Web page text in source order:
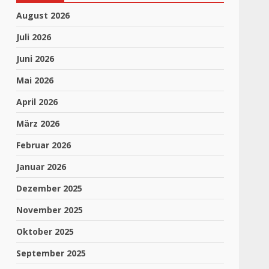
August 2026
Juli 2026
Juni 2026
Mai 2026
April 2026
März 2026
Februar 2026
Januar 2026
Dezember 2025
November 2025
Oktober 2025
September 2025